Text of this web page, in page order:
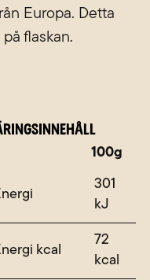
Europa. Detta
flaskan.
100g
301
kJ
kcal
72
kcal